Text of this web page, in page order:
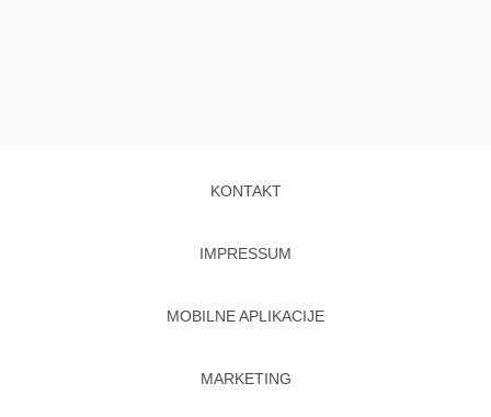
KONTAKT
IMPRESSUM
MOBILNE APLIKACIJE
MARKETING